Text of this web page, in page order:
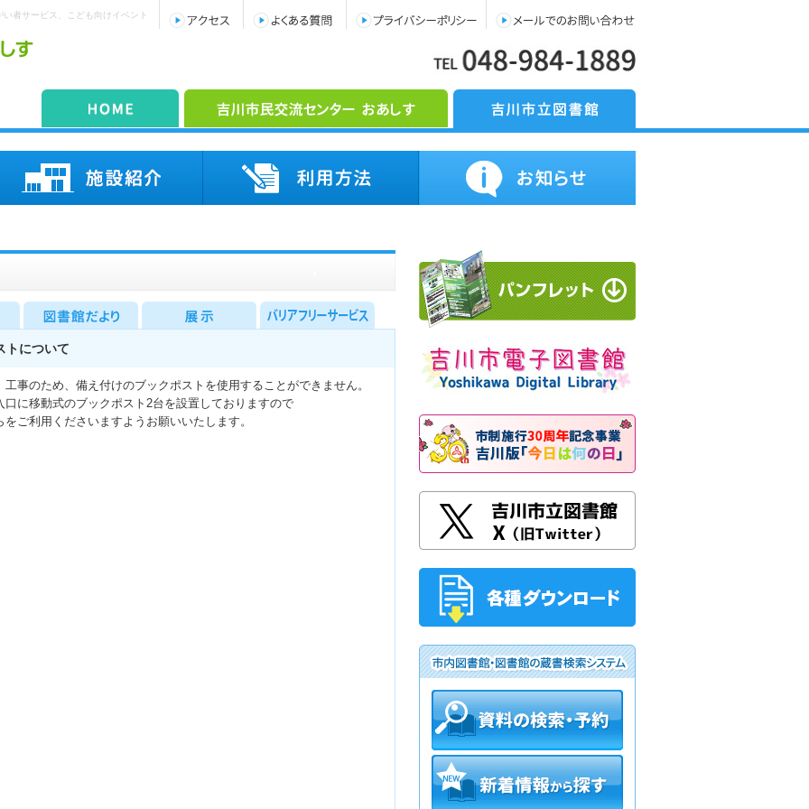
者サービス、こども向けイベント
について
工事のため、備え付けのブックポストを使用することができません。
口に移動式のブックポスト2台を設置しておりますので
をご利用くださいますようお願いいたします。